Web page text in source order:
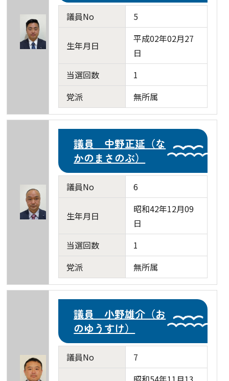
議員No 5
生年月日
平成02年02月27
日
当選回数
1
党派
無所属
議員 中野正延（な
かのまさのぶ）
議員No 6
生年月日
昭和42年12月09
日
当選回数
1
党派
無所属
議員 小野雄介（お
のゆうすけ）
議員No 7